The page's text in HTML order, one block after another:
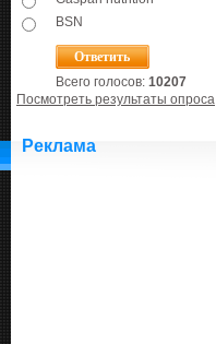
BSN
Всего голосов: 10207
Посмотреть результаты опроса
Реклама